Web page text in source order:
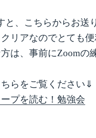
と、こちらからお送
リアなのでとても便
は、事前にZoomの
らをご覧ください⇓
プを読む！勉強会